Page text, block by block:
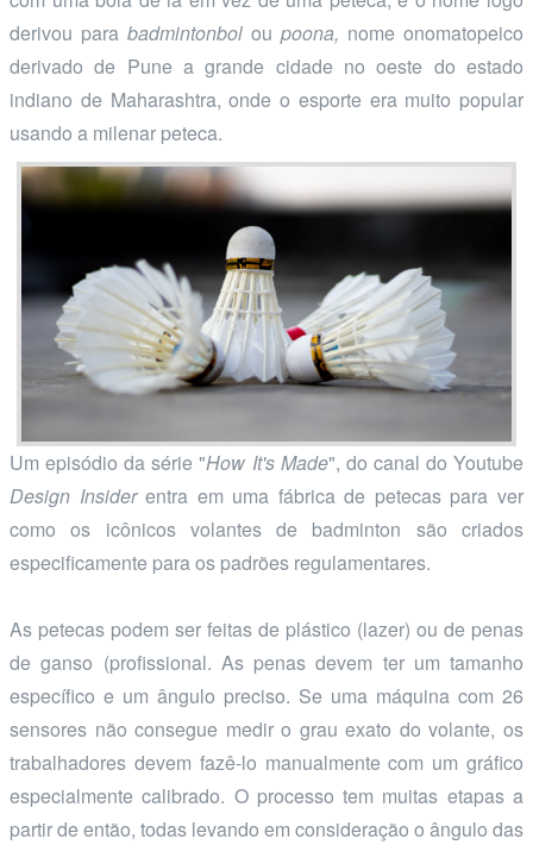
derivou para badmintonbol ou poona, nome onomatopeico
derivado de Pune a grande cidade no oeste do estado
indiano de Maharashtra, onde o esporte era muito popular
usando a milenar peteca.
Um episódio da série "How It's Made", do canal do Youtube
Design Insiderentra em uma fábrica de petecas para ver
como os icônicos volantes de badminton são criados
especificamente para os padrões regulamentares.
As petecas podem ser feitas de plástico (lazer) ou de penas
de ganso (profissional. As penas devem ter um tamanho
específico e um ângulo preciso. Se uma máquina com 26
sensores não consegue medir o grau exato do volante, os
trabalhadores devem fazê-lo manualmente com um gráfico
especialmente calibrado. O processo tem muitas etapas a
partir de então, todas levando em consideração o ângulo das